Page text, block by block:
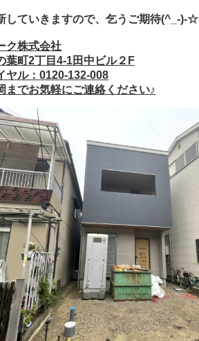
していきますので、乞うご期待(^_-)-☆
ク株式会社
葉町2丁目4-1田中ビル２F
ヤル：0120-132-008
までお気軽にご連絡ください♪